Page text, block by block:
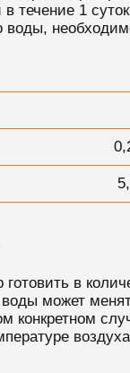
течение 1
воды,
готовить в
может
конкретном